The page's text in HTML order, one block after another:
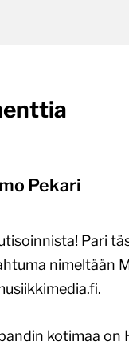
ja
Pekari
Pari
nimeltään
kotimaa on